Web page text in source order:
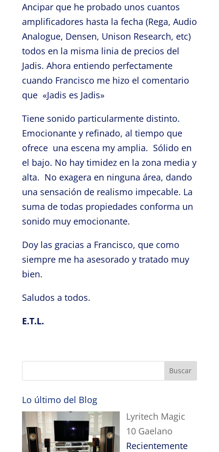
Ancipar que he probado unos cuantos
amplificadores hasta la fecha (Rega, Audio
Analogue, Densen, Unison Research, etc)
todos en la misma linia de precios del
Jadis. Ahora entiendo perfectamente
cuando Francisco me hizo el comentario
que «Jadis es Jadis»
Tiene sonido particularmente distinto.
Emocionante y refinado, al tiempo que
ofrece una escena my amplia. Sólido en
el bajo. No hay timidez en la zona media y
alta. No exagera en ninguna área, dando
una sensación de realismo impecable. La
suma de todas propiedades conforma un
sonido muy emocionante.
Doy las gracias a Francisco, que como
siempre me ha asesorado y tratado muy
bien.
Saludos a todos.
E.T.L.
Lo último del Blog
Lyritech Magic
10 Gaelano
Recientemente